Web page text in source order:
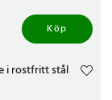
Köp
i rostfritt stål